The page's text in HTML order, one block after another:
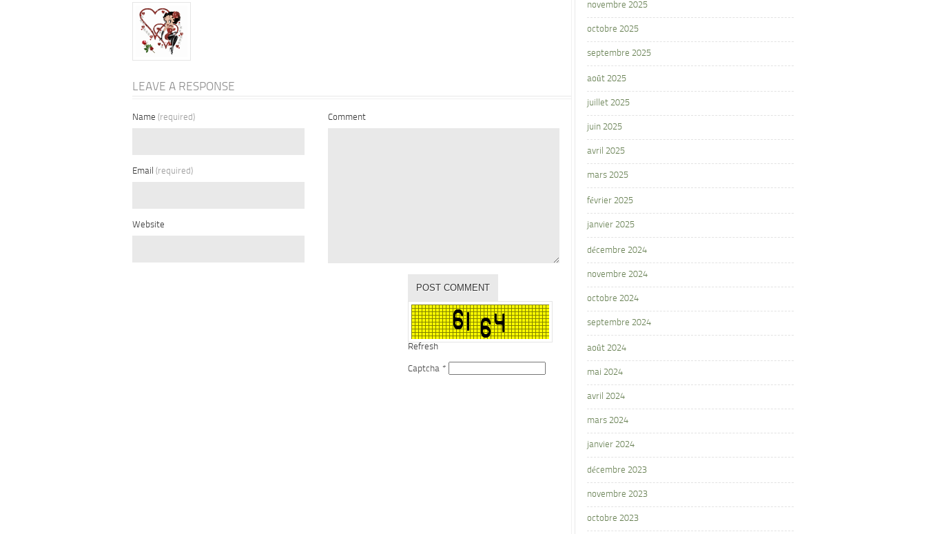
LEAVE A RESPONSE
Name (required)
Email (required)
Website
Comment
Refresh
Captcha *
novembre 2025
octobre 2025
septembre 2025
août 2025
juillet 2025
juin 2025
avril 2025
mars 2025
février 2025
janvier 2025
décembre 2024
novembre 2024
octobre 2024
septembre 2024
août 2024
mai 2024
avril 2024
mars 2024
janvier 2024
décembre 2023
novembre 2023
octobre 2023